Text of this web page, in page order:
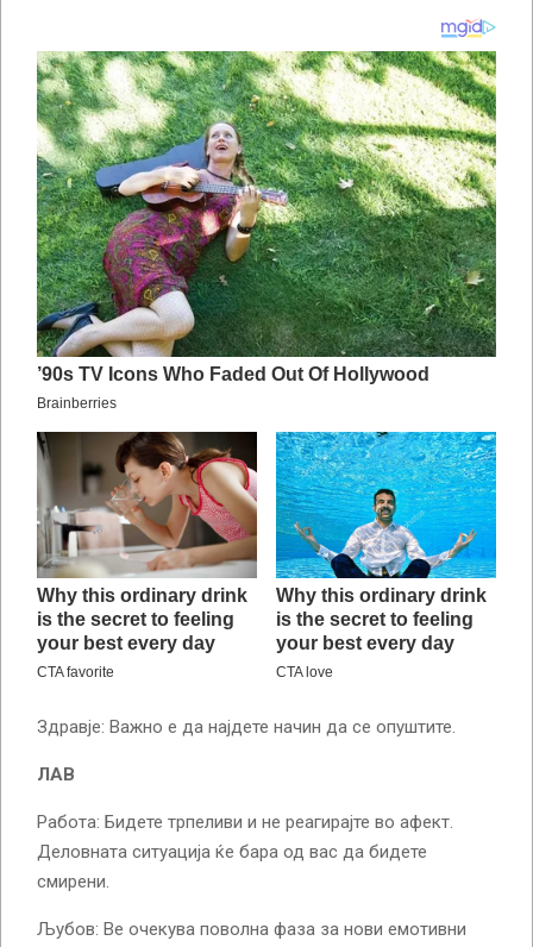
Здравје: Важно е да најдете начин да се опуштите.
ЛАВ
Работа: Бидете трпеливи и не реагирајте во афект.
Деловната ситуација ќе бара од вас да бидете
смирени.
Љубов: Ве очекува поволна фаза за нови емотивни